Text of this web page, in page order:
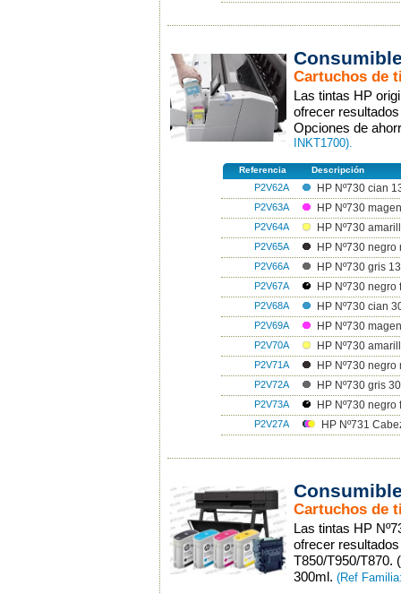
Cartuchos de
Las tintas HP
ofrecer
Opciones de
INKT1700).
Referencia Descripción
P2V62A HP Nº730 cian
P2V63A HP Nº730
P2V64A HP Nº730
P2V65A HP Nº730 negro
P2V66A HP Nº730 gris
P2V67A HP Nº730 negro
P2V68A HP Nº730 cian
P2V69A HP Nº730
P2V70A HP Nº730
P2V71A HP Nº730 negro
P2V72A HP Nº730 gris
P2V73A HP Nº730 negro
P2V27A HP Nº731
Cartuchos de
Las tintas HP
ofrecer
T850/T950/T870.
300ml. (Ref